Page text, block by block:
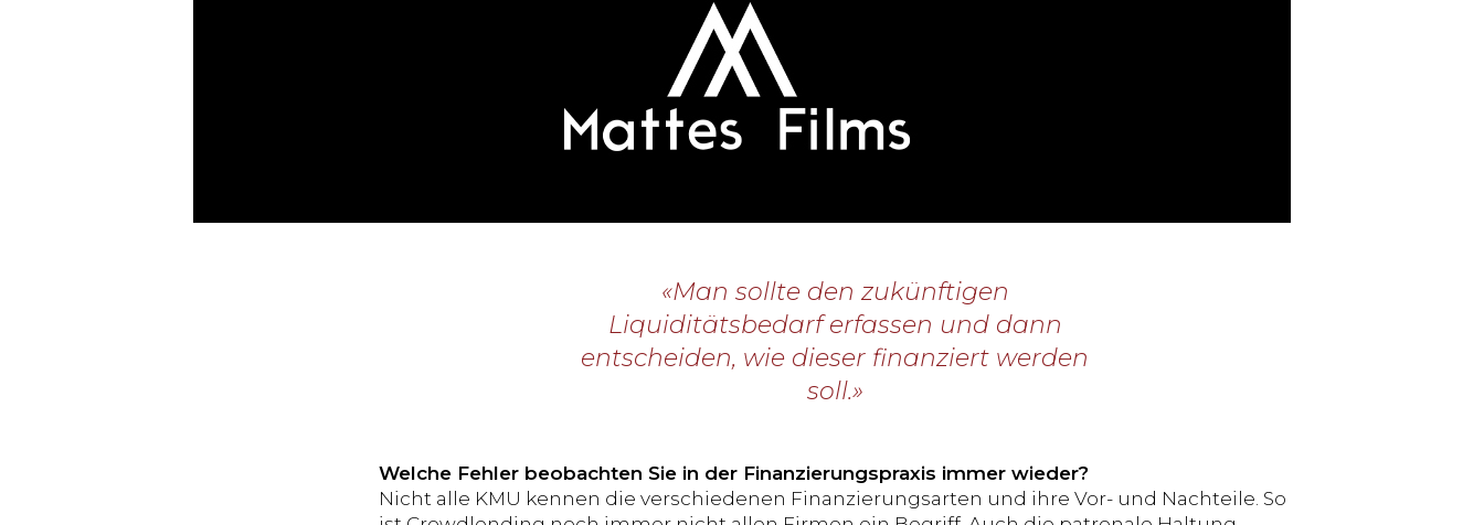
«Man sollte den zukünftigen
Liquiditätsbedarf erfassen und dann
entscheiden, wie dieser finanziert werden
soll.»
Welche Fehler beobachten Sie in der Finanzierungspraxis immer wieder?
Nicht alle KMU kennen die verschiedenen Finanzierungsarten und ihre Vor- und Nachteile. So